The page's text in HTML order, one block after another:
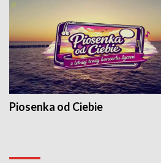
Piosenka od Ciebie